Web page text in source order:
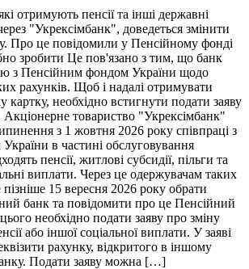
отримують пенсії та інші державні
"Укрексімбанк", доведеться змінити
Про це повідомили у Пенсійному фонді
зробити Це пов'язано з тим, що банк
з Пенсійним фондом України щодо
рахунків. Щоб і надалі отримувати
картку, необхідно встигнути подати заяву
Акціонерне товариство "Укрексімбанк"
з 1 жовтня 2026 року співпраці з
в частині обслуговування
пенсії, житлові субсидії, пільги та
виплати. Через це одержувачам таких
15 вересня 2026 року обрати
банк та повідомити про це Пенсійний
необхідно подати заяву про зміну
або іншої соціальної виплати. У заяві
рахунку, відкритого в іншому
Подати заяву можна […]